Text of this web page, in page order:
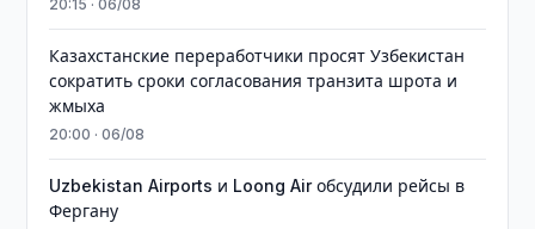
20:15 · 06/08
Казахстанские переработчики просят Узбекистан
сократить сроки согласования транзита шрота и
жмыха
20:00 · 06/08
Uzbekistan Airports и Loong Air обсудили рейсы в
Фергану